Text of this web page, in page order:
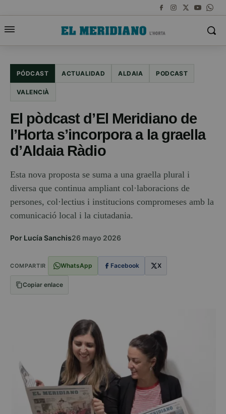
PÓDCAST ACTUALIDAD ALDAIA PODCAST
VALENCIÀ
El pòdcast d’El Meridiano de
l’Horta s’incorpora a la graella
d’Aldaia Ràdio
Esta nova proposta se suma a una graella plural i
diversa que continua ampliant col·laboracions de
persones, col·lectius i institucions compromeses amb la
comunicació local i la ciutadania.
Por Lucía Sanchis26 mayo 2026
COMPARTIR WhatsApp Facebook X
Copiar enlace